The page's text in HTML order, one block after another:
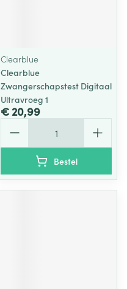
Clearblue
Clearblue
Zwangerschapstest Digitaal
Ultravroeg 1
€ 20,99
Bestel